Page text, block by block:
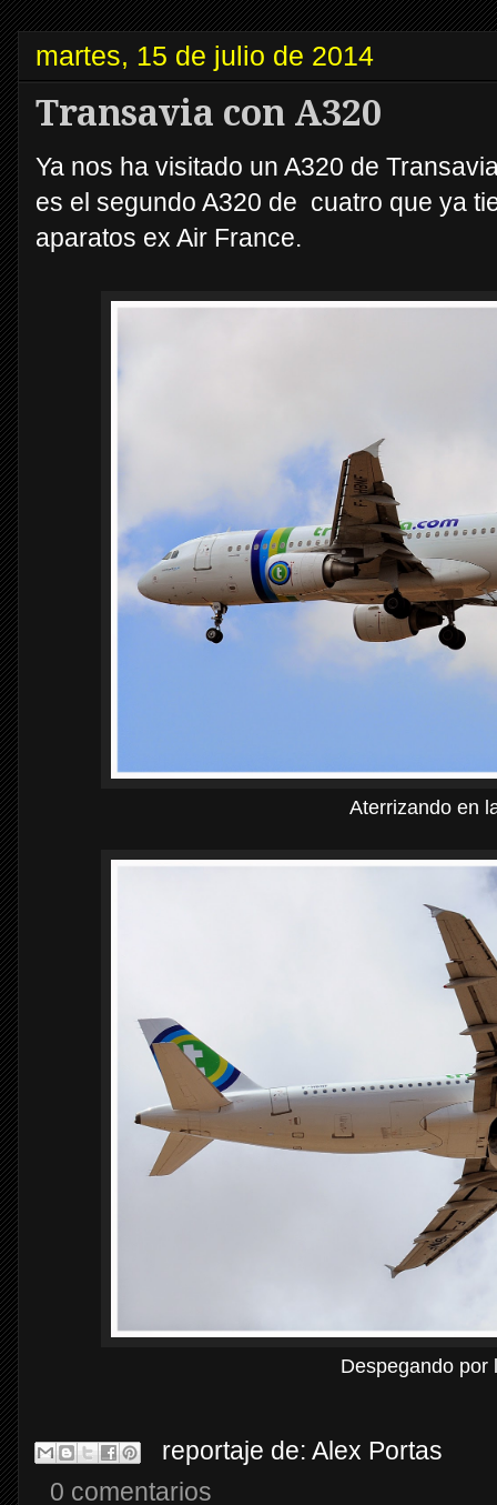
martes, 15 de julio de 2014
Transavia con A320
Ya nos ha visitado un A320 de
es el segundo A320 de cuatro que ya
aparatos ex Air France.
Aterrizando en
Despegando por
reportaje de: Alex Portas
0 comentarios